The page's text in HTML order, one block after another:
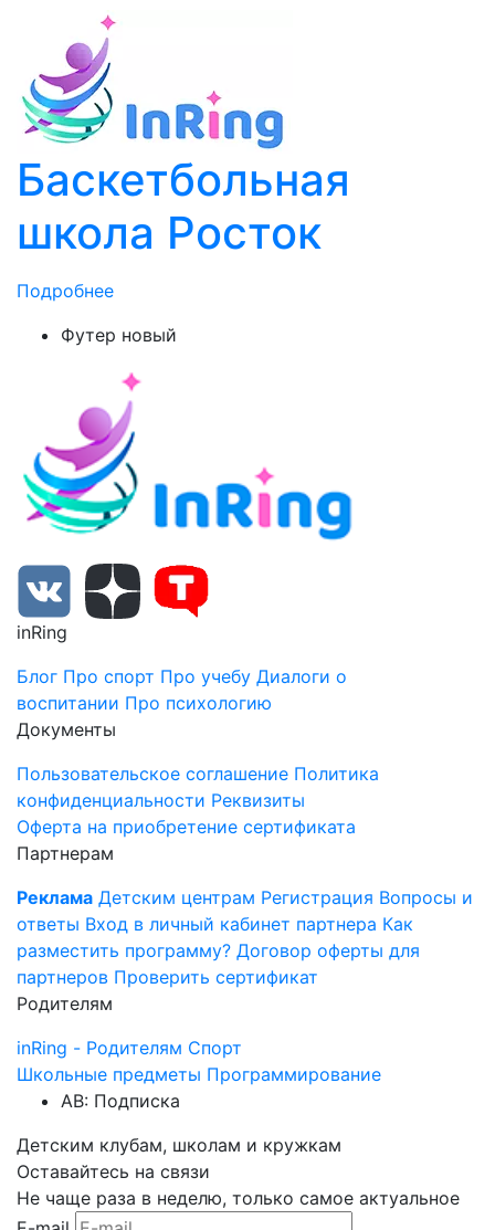
Баскетбольная
школа Росток
Подробнее
Футер новый
inRing
Блог Про спорт Про учебу Диалоги о
воспитании Про психологию
Документы
Пользовательское соглашение Политика
конфиденциальности Реквизиты
Оферта на приобретение сертификата
Партнерам
Реклама Детским центрам Регистрация Вопросы и
ответы Вход в личный кабинет партнера Как
разместить программу? Договор оферты для
партнеров Проверить сертификат
Родителям
inRing - Родителям Спорт
Школьные предметы Программирование
AB: Подписка
Детским клубам, школам и кружкам
Оставайтесь на связи
Не чаще раза в неделю, только самое актуальное